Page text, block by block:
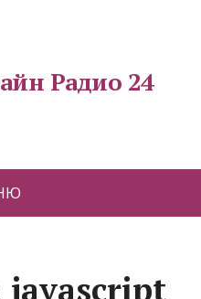
Радио 24